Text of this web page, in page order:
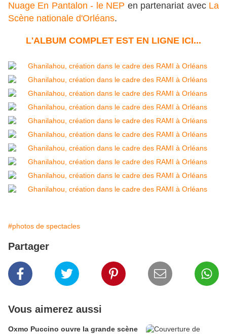
Nuage En Pantalon - le NEP en partenariat avec La
Scène nationale d'Orléans.
L'ALBUM COMPLET EST EN LIGNE ICI...
#photos de spectacles
Partager
Vous aimerez aussi
Oxmo Puccino ouvre la grande scène